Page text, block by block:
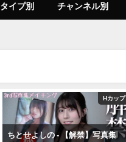
タイプ別 チャンネル別
Hカップ
ちとせよしの - 【解禁】写真集